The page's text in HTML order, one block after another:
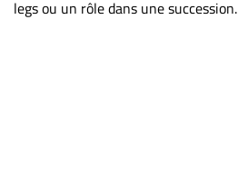
legs ou un rôle dans une succession.